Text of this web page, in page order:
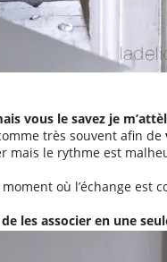
vous le savez je
très souvent afin de
le rythme est
où l’échange est
de les associer en une